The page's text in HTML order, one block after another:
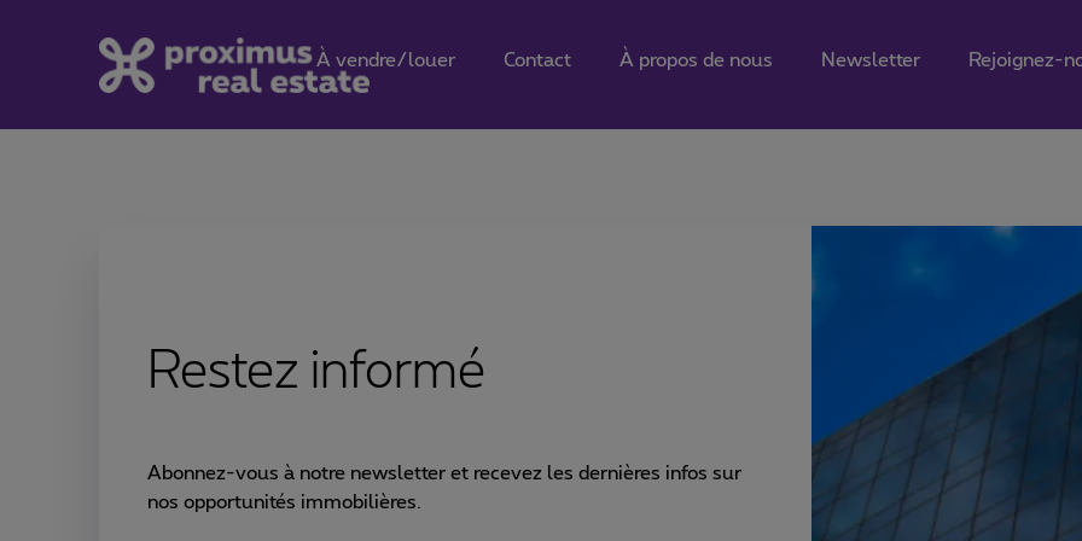
À vendre/louer Contact À propos de nous Newsletter Rejoignez-
Restez informé
Abonnez-vous à notre newsletter et recevez les dernières infos sur
nos opportunités immobilières.